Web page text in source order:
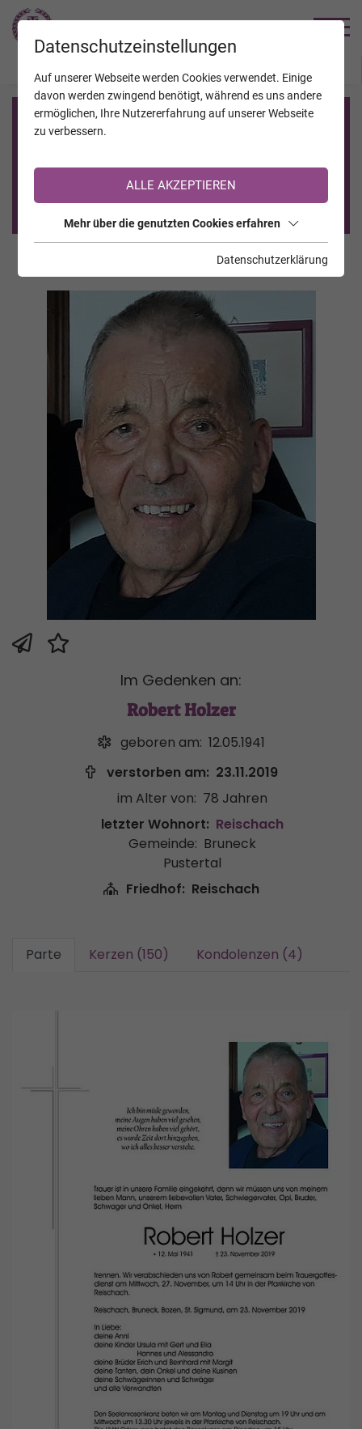
Registrierung auf TrauerHilfe.it
Sie sind noch nicht auf TrauerHilfe.it registriert?
>> zur kostenlosen Registrierung <<
Im Gedenken an:
Robert Holzer
geboren am: 12.05.1941
verstorben am: 23.11.2019
im Alter von: 78 Jahren
letzter Wohnort: Reischach
Gemeinde: Bruneck
Pustertal
Friedhof: Reischach
Parte Kerzen (150) Kondolenzen (4)
Datenschutzeinstellungen
Auf unserer Webseite werden Cookies verwendet. Einige
davon werden zwingend benötigt, während es uns andere
ermöglichen, Ihre Nutzererfahrung auf unserer Webseite
zu verbessern.
ALLE AKZEPTIEREN
Mehr über die genutzten Cookies erfahren
Datenschutzerklärung
JAHRESTAGE KALENDER VERSTORBENE